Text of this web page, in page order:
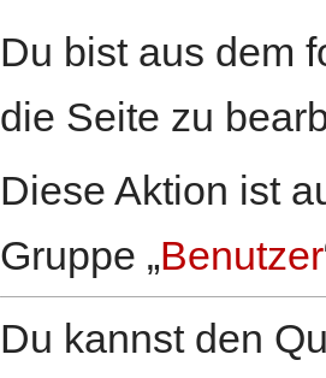
Du bist aus dem
die Seite zu
Diese Aktion ist
Gruppe „Benutzer
Du kannst den